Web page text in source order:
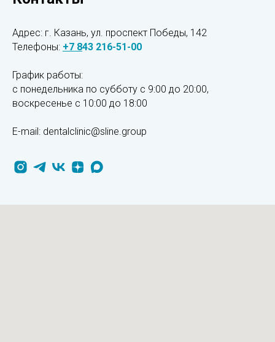
Адрес: г. Казань, ул. проспект Победы, 142
Телефоны: +7 843 216-51-00
График работы:
с понедельника по субботу с 9:00 до 20:00,
воскресенье с 10:00 до 18:00
E-mail: dentalclinic@sline.group